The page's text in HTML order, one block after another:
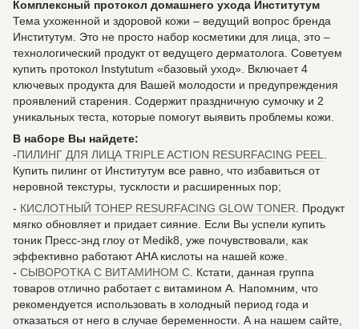
Комплексный протокол домашнего ухода Институтум
Тема ухоженной и здоровой кожи – ведущий вопрос бренда
Институтум. Это не просто набор косметики для лица, это –
технологический продукт от ведущего дерматолога. Советуем
купить протокол Instytutum «базовый уход». Включает 4
ключевых продукта для Вашей молодости и предупреждения
проявлений старения. Содержит праздничную сумочку и 2
уникальных теста, которые помогут выявить проблемы кожи.
В наборе Вы найдете:
-ПИЛИНГ ДЛЯ ЛИЦА TRIPLE ACTION RESURFACING PEEL
Купить пилинг от Институтум все равно, что избавиться от
неровной текстуры, тусклости и расширенных пор;
- КИСЛОТНЫЙ ТОНЕР RESURFACING GLOW TONER . Продукт
мягко обновляет и придает сияние. Если Вы успели купить
тоник Пресс-энд глоу от Medik8, уже почувствовали, как
эффективно работают AHA кислоты на нашей коже.
- СЫВОРОТКА С ВИТАМИНОМ С . Кстати, данная группа
товаров отлично работает с витамином А. Напомним, что
рекомендуется использовать в холодный период года и
отказаться от него в случае беременности. А на нашем сайте,